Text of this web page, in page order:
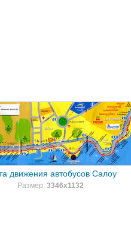
движения автобусов Салоу
Размер: 3346x1132